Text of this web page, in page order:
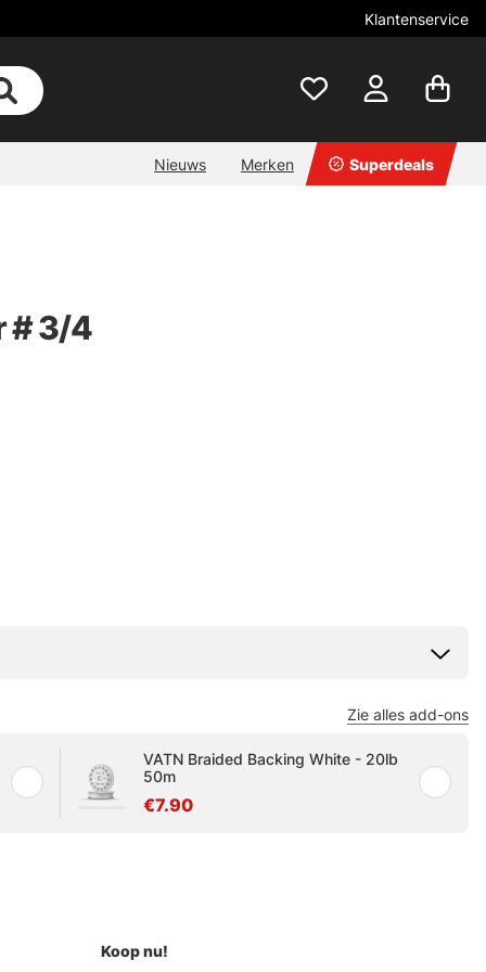
Klantenservice
Nieuws Merken Superdeals
# 3/4
Zie alles add-ons
VATN Braided Backing White - 20lb
50m
€7.90
Koop nu!